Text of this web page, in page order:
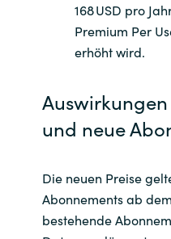
168 USD pro
Premium Per
erhöht wird.
und neue
Die neuen Preise
Abonnements ab
bestehende